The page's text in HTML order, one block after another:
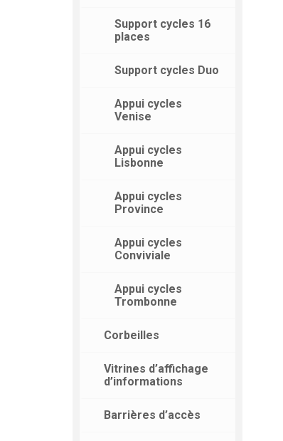
Support cycles 16
places
Support cycles Duo
Appui cycles
Venise
Appui cycles
Lisbonne
Appui cycles
Province
Appui cycles
Conviviale
Appui cycles
Trombonne
Corbeilles
Vitrines d’affichage
d’informations
Barrières d’accès